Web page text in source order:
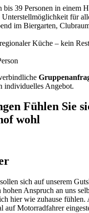
bis 39 Personen in einem
Unterstellmöglichkeit für
im Biergarten,
Küche – kein
individuelles Angebot.
Fühlen Sie
wohl
sich auf unserem
Anspruch an uns
hier wie zuhause fühlen.
auf Motorradfahrer